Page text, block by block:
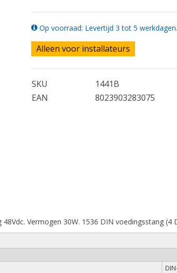
Op voorraad: Levertijd 3 tot 5 werkdagen.
Alleen voor installateurs
SKU
1441B
EAN
8023903283075
Vermogen 30W. 1536 DIN voedingsstang